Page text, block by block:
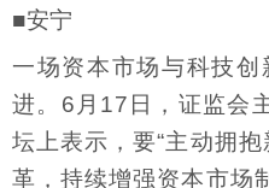
■安宁
一场资本市场与科技创
进。6月17日，证监会
坛上表示，要“主动拥
革，持续增强资本市场